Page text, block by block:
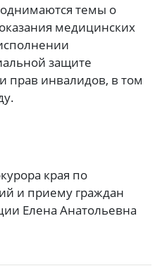
темы о
медицинских
защите
прав инвалидов, в том
края по
и приему граждан
Елена Анатольевна